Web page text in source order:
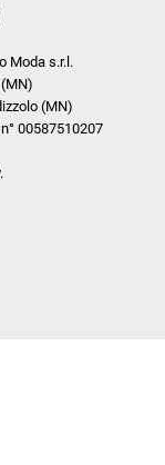
Moda s.r.l.
(MN)
00587510207